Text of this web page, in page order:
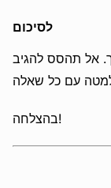
לסיכום
אל תהסס להגיב
בהצלחה!